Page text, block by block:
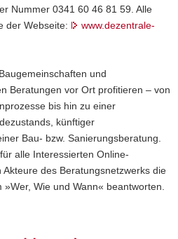
Nummer 0341 60 46 81 59. Alle
der Webseite:
www.dezentrale-
und
Beratungen vor Ort profitieren – von
bis hin zu einer
künftiger
Bau- bzw. Sanierungsberatung.
alle Interessierten Online-
des Beratungsnetzwerks die
Wie und Wann« beantworten.